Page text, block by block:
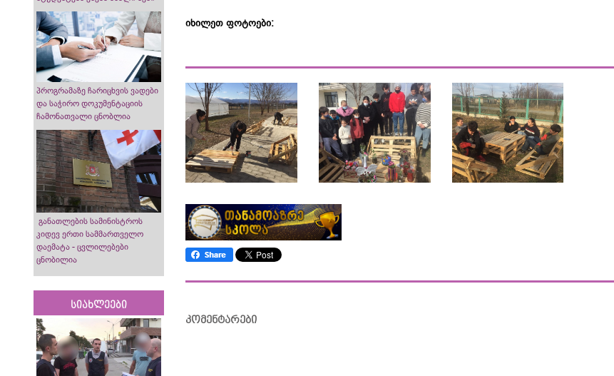
პროგრამაზე ჩარიცხვის ვადები
და საჭირო დოკუმენტაციის
ჩამონათვალი ცნობლია
განათლების სამინისტროს
კიდევ ერთი სამმართველო
დაემატა - ცვლილებები
ცნობილია
სიახლეები
იხილეთ ფოტოები:
კომენტარები